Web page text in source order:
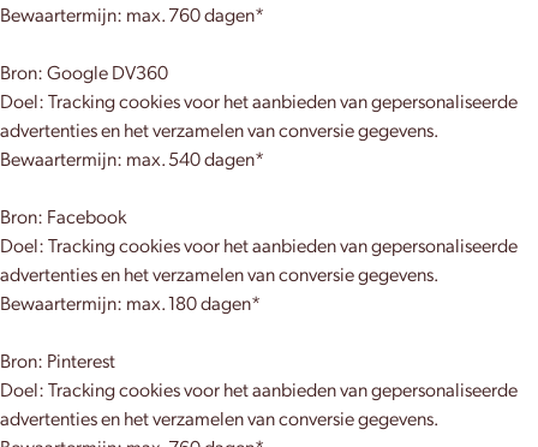
Bewaartermijn: max. 760 dagen*
Bron: Google DV360
Doel: Tracking cookies voor het aanbieden van gepersonaliseerde
advertenties en het verzamelen van conversie gegevens.
Bewaartermijn: max. 540 dagen*
Bron: Facebook
Doel: Tracking cookies voor het aanbieden van gepersonaliseerde
advertenties en het verzamelen van conversie gegevens.
Bewaartermijn: max. 180 dagen*
Bron: Pinterest
Doel: Tracking cookies voor het aanbieden van gepersonaliseerde
advertenties en het verzamelen van conversie gegevens.